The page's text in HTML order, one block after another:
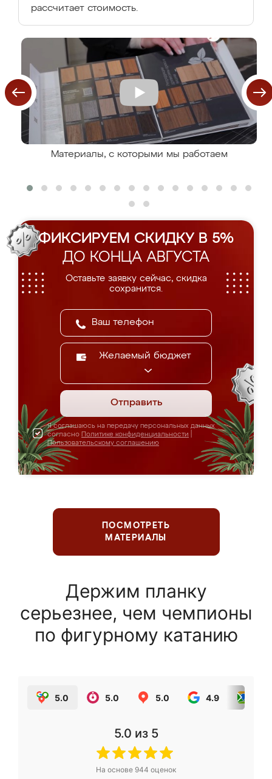
рассчитает стоимость.
Материалы, с которыми мы работаем
ФИКСИРУЕМ СКИДКУ В 5%
ДО КОНЦА АВГУСТА
Оставьте заявку сейчас, скидка
сохранится.
Желаемый бюджет
Отправить
Я соглашаюсь на передачу персональных данных
согласно Политике конфиденциальности
Пользовательскому соглашению
ПОСМОТРЕТЬ
МАТЕРИАЛЫ
Держим планку
серьезнее, чем чемпионы
по фигурному катанию
5.0 5.0 5.0 4.9
5.0 из 5
На основе 944 оценок